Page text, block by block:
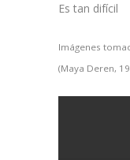
Es tan difícil
Imágenes
(Maya Deren,